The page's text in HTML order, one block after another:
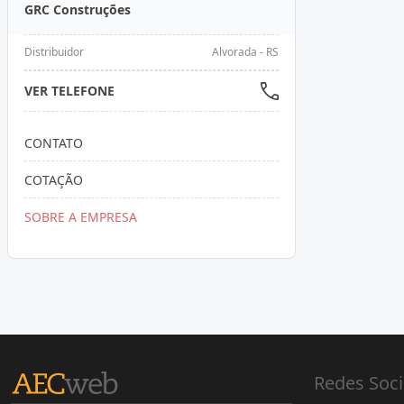
GRC Construções
Distribuidor Alvorada - RS
VER TELEFONE
CONTATO
COTAÇÃO
SOBRE A EMPRESA
Redes